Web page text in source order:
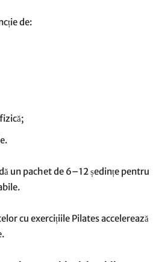
de:
un pachet de 6–12 ședințe pentru
cu exercițiile Pilates accelerează